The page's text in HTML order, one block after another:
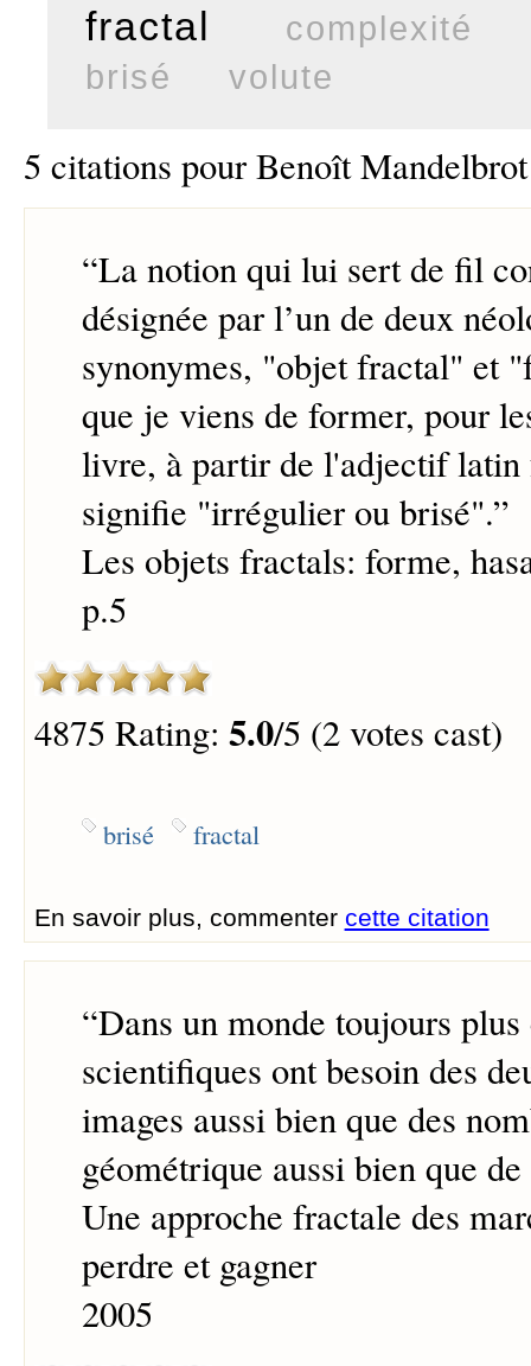
fractal
complexité
brisé
volute
5 citations pour Benoît Mandelbrot
“La notion qui lui sert de fil
désignée par l’un de deux
synonymes, "objet fractal" et
que je viens de former, pour
livre, à partir de l'adjectif latin
signifie "irrégulier ou brisé".”
Les objets fractals: forme,
p.5
4875 Rating: 5.0/5 (2 votes cast)
brisé fractal
En savoir plus, commenter cette citation
“Dans un monde toujours
scientifiques ont besoin des
images aussi bien que des
géométrique aussi bien que
Une approche fractale des
perdre et gagner
2005